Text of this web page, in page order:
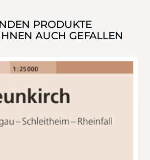
PRODUKTE
AUCH GEFALLEN